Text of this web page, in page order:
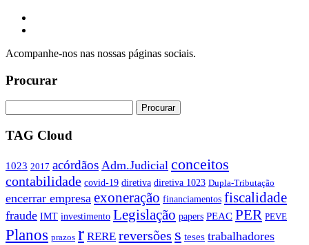
Acompanhe-nos nas nossas páginas sociais.
Procurar
TAG Cloud
1023 2017 acórdãos Adm.Judicial conceitos
contabilidade covid-19 diretiva diretiva 1023 Dupla-Tributação
encerrar empresa exoneração financiamentos fiscalidade
fraude IMT investimento Legislação papers PEAC PER PEVE
Planos prazos r RERE reversões s teses trabalhadores